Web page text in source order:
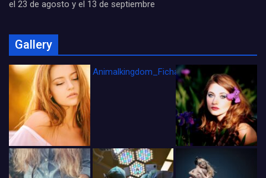
el 23 de agosto y el 13 de septiembre
Gallery
Animalkingdom_FichaCine